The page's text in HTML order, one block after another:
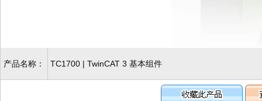
产品名称： TC1700 | TwinCAT 3 基本组件